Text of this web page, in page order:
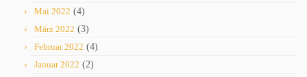
Mai 2022 (4)
März 2022 (3)
Februar 2022 (4)
Januar 2022 (2)